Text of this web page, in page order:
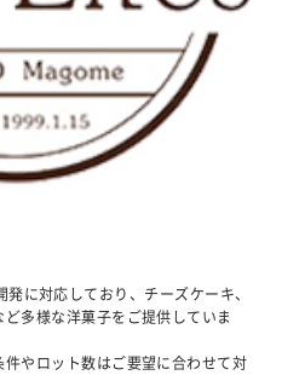
に対応しており、チーズケーキ、
多様な洋菓子をご提供していま
やロット数はご要望に合わせて対